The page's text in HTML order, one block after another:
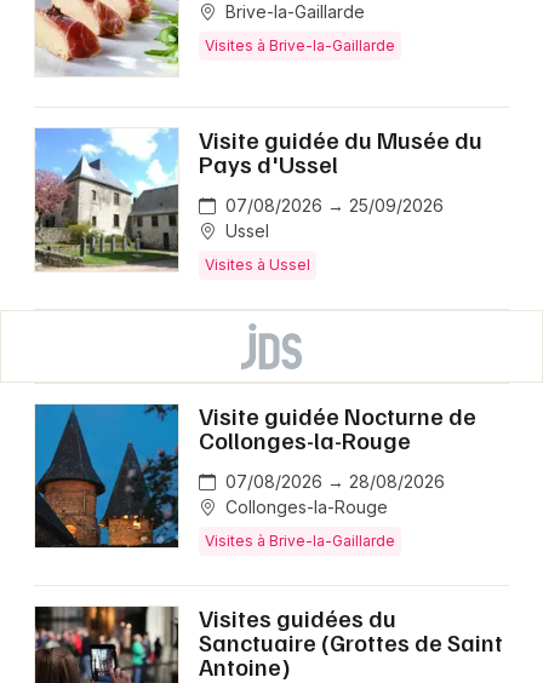
Brive-la-Gaillarde
Visites à Brive-la-Gaillarde
Visite guidée du Musée du
Pays d'Ussel
07/08/2026 → 25/09/2026
Ussel
Visites à Ussel
Visite guidée Nocturne de
Collonges-la-Rouge
07/08/2026 → 28/08/2026
Collonges-la-Rouge
Visites à Brive-la-Gaillarde
Visites guidées du
Sanctuaire (Grottes de Saint
Antoine)